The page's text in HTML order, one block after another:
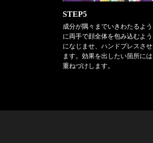
STEP5
成分が隅々までいきわたるよう
に両手で顔全体を包み込むよう
になじませ、ハンドプレスさせ
ます。効果を出したい箇所には
重ねづけします。